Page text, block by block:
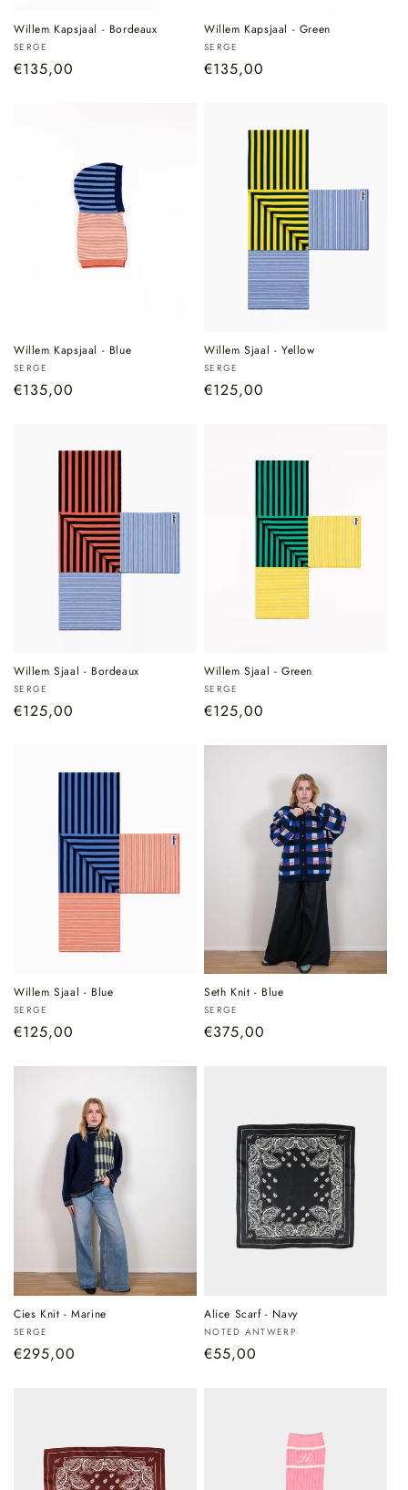
Willem Kapsjaal - Bordeaux
Verkoper:
SERGE
Normale
€135,00
Willem Kapsjaal - Green
Verkoper:
SERGE
Normale
€135,00
Willem Kapsjaal - Blue
Verkoper:
SERGE
Normale
€135,00
Willem Sjaal - Yellow
Verkoper:
SERGE
Normale
€125,00
Willem Sjaal - Bordeaux
Verkoper:
SERGE
Normale
€125,00
Willem Sjaal - Green
Verkoper:
SERGE
Normale
€125,00
Willem Sjaal - Blue
Verkoper:
SERGE
Normale
€125,00
Seth Knit - Blue
Verkoper:
SERGE
Normale
€375,00
Cies Knit - Marine
Verkoper:
SERGE
Normale
€295,00
Alice Scarf - Navy
Verkoper:
NOTED ANTWERP
Normale
€55,00